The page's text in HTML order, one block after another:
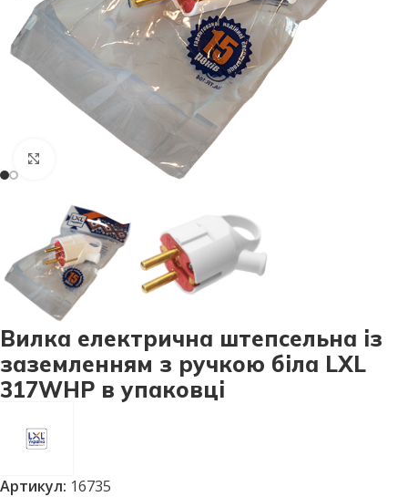
Натисніть, щоб збільшити
Вилка електрична штепсельна із
заземленням з ручкою біла LXL
317WHP в упаковці
Артикул: 16735